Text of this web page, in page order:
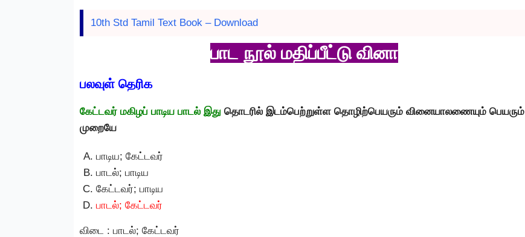
10th Std Tamil Text Book – Download
பாட நூல் மதிப்பீட்டு வினா
பலவுள் தெரிக
கேட்டவர் மகிழப் பாடிய பாடல் இது தொடரில் இடம்பெற்றுள்ள தொழிற்பெயரும் வினையாலணையும் பெயரும்
முறையே
பாடிய; கேட்டவர்
பாடல்; பாடிய
கேட்டவர்; பாடிய
பாடல்; கேட்டவர்
விடை : பாடல்; கேட்டவர்